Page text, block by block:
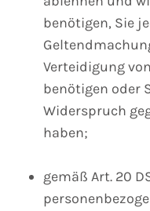
benötigen, Sie
Verteidigung
benötigen oder
Widerspruch
haben;
gemäß Art. 20